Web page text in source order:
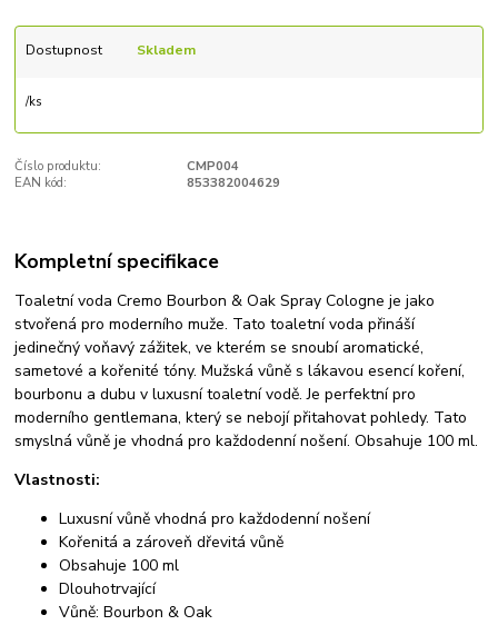
Dostupnost Skladem
/ks
Číslo produktu:
CMP004
EAN kód:
853382004629
Kompletní specifikace
Toaletní voda Cremo Bourbon & Oak Spray Cologne je jako
stvořená pro moderního muže. Tato toaletní voda přináší
jedinečný voňavý zážitek, ve kterém se snoubí aromatické,
sametové a kořenité tóny. Mužská vůně s lákavou esencí koření,
bourbonu a dubu v luxusní toaletní vodě. Je perfektní pro
moderního gentlemana, který se nebojí přitahovat pohledy. Tato
smyslná vůně je vhodná pro každodenní nošení. Obsahuje 100 ml.
Vlastnosti:
Luxusní vůně vhodná pro každodenní nošení
Kořenitá a zároveň dřevitá vůně
Obsahuje 100 ml
Dlouhotrvající
Vůně: Bourbon & Oak